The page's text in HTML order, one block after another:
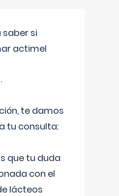
saber si
actimel
te damos
tu consulta:
que tu duda
con el
lácteos